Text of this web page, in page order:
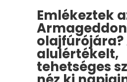
Emlékeztek
olajfúrójára?
alulértékelt,
tehetséges